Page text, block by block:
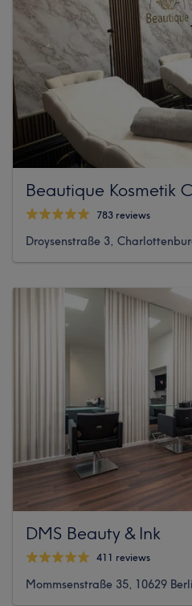
Beautique Kosmetik
783 reviews
Droysenstraße 3,
DMS Beauty & Ink
411 reviews
Mommsenstraße 35, 10629